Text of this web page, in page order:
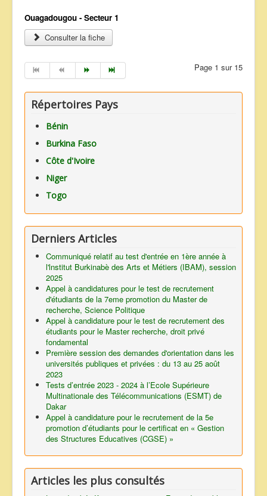
Ouagadougou - Secteur 1
Consulter la fiche
Page 1 sur 15
Répertoires Pays
Bénin
Burkina Faso
Côte d'Ivoire
Niger
Togo
Derniers Articles
Communiqué relatif au test d'entrée en 1ère année à
l'lnstitut Burkinabè des Arts et Métiers (IBAM), session
2025
Appel à candidatures pour le test de recrutement
d'étudiants de la 7eme promotion du Master de
recherche, Science Politique
Appel à candidature pour le test de recrutement des
étudiants pour le Master recherche, droit privé
fondamental
Première session des demandes d'orientation dans les
universités publiques et privées : du 13 au 25 août
2023
Tests d’entrée 2023 - 2024 à l’Ecole Supérieure
Multinationale des Télécommunications (ESMT) de
Dakar
Appel à candidature pour le recrutement de la 5e
promotion d’étudiants pour le certificat en « Gestion
des Structures Educatives (CGSE) »
Articles les plus consultés